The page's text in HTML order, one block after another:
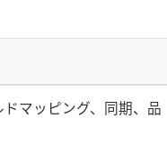
マッピング、同期、品